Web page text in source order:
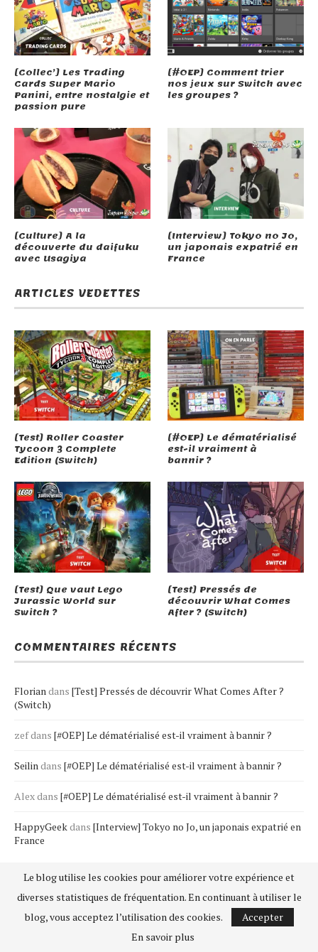
[Collec’] Les Trading
Cards Super Mario
Panini, entre nostalgie et
passion pure
[#OEP] Comment trier
nos jeux sur Switch avec
les groupes ?
[Culture] A la
découverte du daifuku
avec Usagiya
[Interview] Tokyo no Jo,
un japonais expatrié en
France
ARTICLES VEDETTES
[Test] Roller Coaster
Tycoon 3 Complete
Edition (Switch)
[#OEP] Le dématérialisé
est-il vraiment à
bannir ?
[Test] Que vaut Lego
Jurassic World sur
Switch ?
[Test] Pressés de
découvrir What Comes
After ? (Switch)
COMMENTAIRES RÉCENTS
Floriandans [Test] Pressés de découvrir What Comes After ?
(Switch)
zefdans [#OEP] Le dématérialisé est-il vraiment à bannir ?
Seilindans [#OEP] Le dématérialisé est-il vraiment à bannir ?
Alexdans [#OEP] Le dématérialisé est-il vraiment à bannir ?
HappyGeekdans [Interview] Tokyo no Jo, un japonais expatrié en
France
Le blog utilise les cookies pour améliorer votre expérience et
diverses statistiques de fréquentation. En continuant à utiliser le
blog, vous acceptez l’utilisation des cookies.
Accepter
En savoir plus